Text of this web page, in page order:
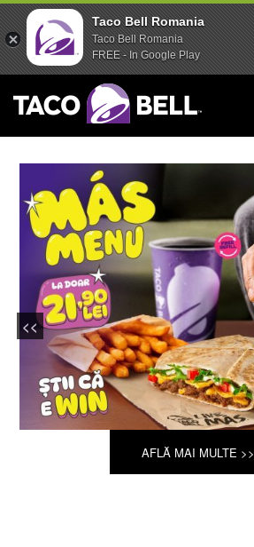
Taco Bell
AFLĂ MAI MULTE >>
<<
Taco Bell Romania
Taco Bell Romania
FREE - In Google Play
Taco Bell Romania
Taco Bell Romania
FREE - In Google Play